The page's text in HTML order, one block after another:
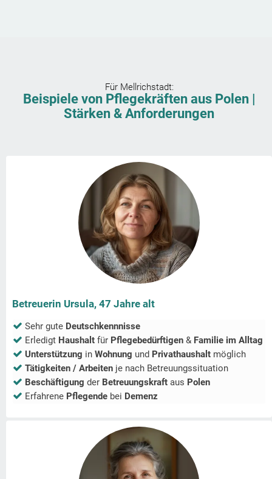
Für Mellrichstadt:
Beispiele von Pflegekräften aus Polen |
Stärken & Anforderungen
Betreuerin Ursula, 47 Jahre alt
Sehr gute Deutschkennnisse
Erledigt Haushalt für Pflegebedürftigen & Familie im Alltag
Unterstützung in Wohnung und Privathaushalt möglich
Tätigkeiten / Arbeiten je nach Betreuungssituation
Beschäftigung der Betreuungskraft aus Polen
Erfahrene Pflegende bei Demenz